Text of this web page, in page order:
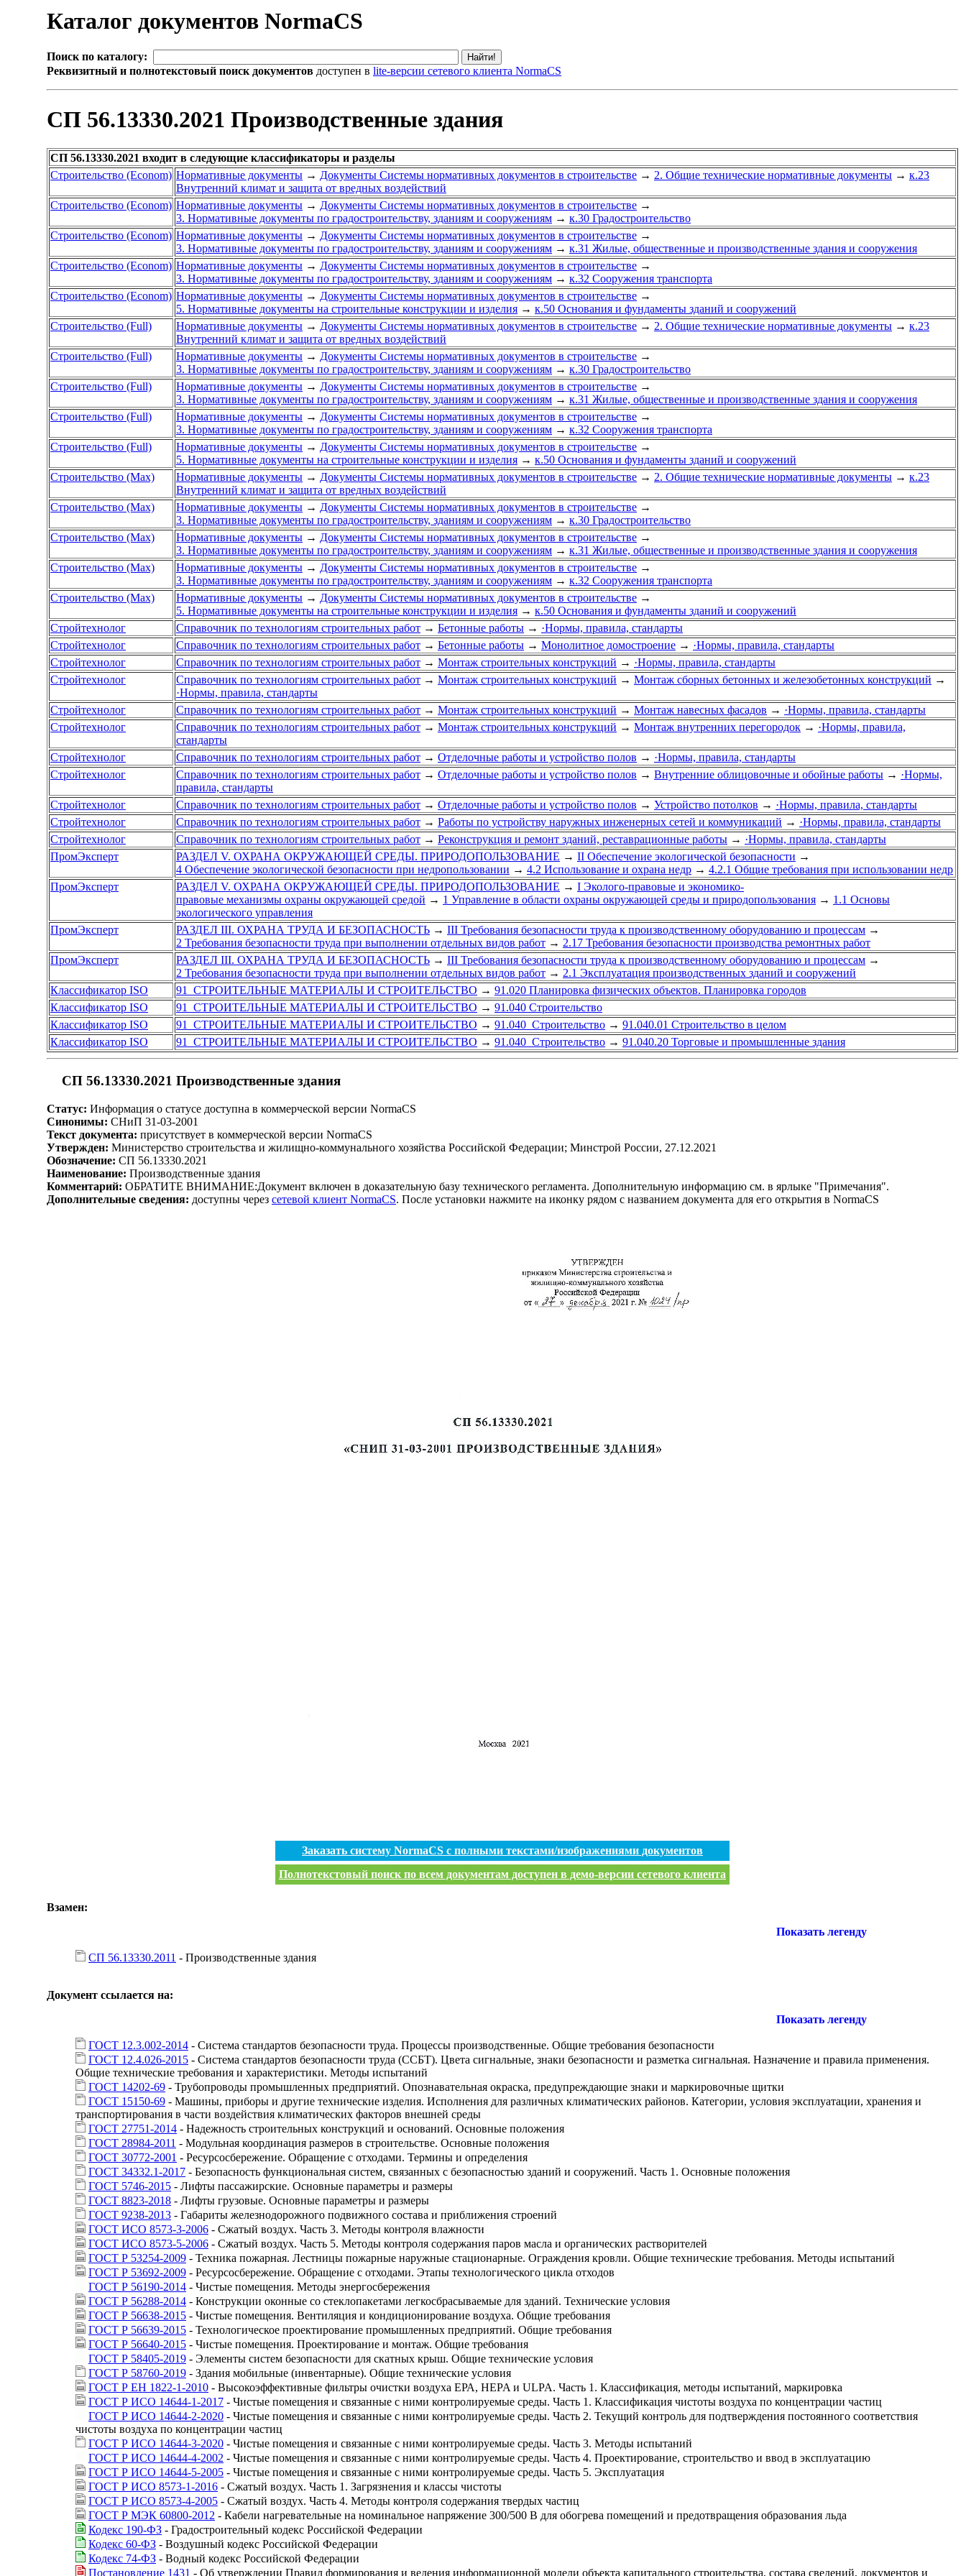
Каталог документов NormaCS
Поиск по каталогу:
Реквизитный и полнотекстовый поиск документов доступен в lite-версии сетевого клиента NormaCS
СП 56.13330.2021 Производственные здания
СП 56.13330.2021 входит в следующие классификаторы и разделы
Строительство (Econom) Нормативные документы → Документы Системы нормативных документов в строительстве → 2. Общие технические нормативные документы → к.23
Внутренний климат и защита от вредных воздействий
Строительство (Econom) Нормативные документы → Документы Системы нормативных документов в строительстве →
3. Нормативные документы по градостроительству, зданиям и сооружениям → к.30 Градостроительство
Строительство (Econom) Нормативные документы → Документы Системы нормативных документов в строительстве →
3. Нормативные документы по градостроительству, зданиям и сооружениям → к.31 Жилые, общественные и производственные здания и сооружения
Строительство (Econom) Нормативные документы → Документы Системы нормативных документов в строительстве →
3. Нормативные документы по градостроительству, зданиям и сооружениям → к.32 Сооружения транспорта
Строительство (Econom) Нормативные документы → Документы Системы нормативных документов в строительстве →
5. Нормативные документы на строительные конструкции и изделия → к.50 Основания и фундаменты зданий и сооружений
Строительство (Full)
Нормативные документы → Документы Системы нормативных документов в строительстве → 2. Общие технические нормативные документы → к.23
Внутренний климат и защита от вредных воздействий
Строительство (Full)
Нормативные документы → Документы Системы нормативных документов в строительстве →
3. Нормативные документы по градостроительству, зданиям и сооружениям → к.30 Градостроительство
Строительство (Full)
Нормативные документы → Документы Системы нормативных документов в строительстве →
3. Нормативные документы по градостроительству, зданиям и сооружениям → к.31 Жилые, общественные и производственные здания и сооружения
Строительство (Full)
Нормативные документы → Документы Системы нормативных документов в строительстве →
3. Нормативные документы по градостроительству, зданиям и сооружениям → к.32 Сооружения транспорта
Строительство (Full)
Нормативные документы → Документы Системы нормативных документов в строительстве →
5. Нормативные документы на строительные конструкции и изделия → к.50 Основания и фундаменты зданий и сооружений
Строительство (Max)
Нормативные документы → Документы Системы нормативных документов в строительстве → 2. Общие технические нормативные документы → к.23
Внутренний климат и защита от вредных воздействий
Строительство (Max)
Нормативные документы → Документы Системы нормативных документов в строительстве →
3. Нормативные документы по градостроительству, зданиям и сооружениям → к.30 Градостроительство
Строительство (Max)
Нормативные документы → Документы Системы нормативных документов в строительстве →
3. Нормативные документы по градостроительству, зданиям и сооружениям → к.31 Жилые, общественные и производственные здания и сооружения
Строительство (Max)
Нормативные документы → Документы Системы нормативных документов в строительстве →
3. Нормативные документы по градостроительству, зданиям и сооружениям → к.32 Сооружения транспорта
Строительство (Max)
Нормативные документы → Документы Системы нормативных документов в строительстве →
5. Нормативные документы на строительные конструкции и изделия → к.50 Основания и фундаменты зданий и сооружений
Стройтехнолог
Справочник по технологиям строительных работ → Бетонные работы → ·Нормы, правила, стандарты
Стройтехнолог
Справочник по технологиям строительных работ → Бетонные работы → Монолитное домостроение → ·Нормы, правила, стандарты
Стройтехнолог
Справочник по технологиям строительных работ → Монтаж строительных конструкций → ·Нормы, правила, стандарты
Стройтехнолог
Справочник по технологиям строительных работ → Монтаж строительных конструкций → Монтаж сборных бетонных и железобетонных конструкций →
·Нормы, правила, стандарты
Стройтехнолог
Справочник по технологиям строительных работ → Монтаж строительных конструкций → Монтаж навесных фасадов → ·Нормы, правила, стандарты
Стройтехнолог
Справочник по технологиям строительных работ → Монтаж строительных конструкций → Монтаж внутренних перегородок → ·Нормы, правила,
стандарты
Стройтехнолог
Справочник по технологиям строительных работ → Отделочные работы и устройство полов → ·Нормы, правила, стандарты
Стройтехнолог
Справочник по технологиям строительных работ → Отделочные работы и устройство полов → Внутренние облицовочные и обойные работы → ·Нормы,
правила, стандарты
Стройтехнолог
Справочник по технологиям строительных работ → Отделочные работы и устройство полов → Устройство потолков → ·Нормы, правила, стандарты
Стройтехнолог
Справочник по технологиям строительных работ → Работы по устройству наружных инженерных сетей и коммуникаций → ·Нормы, правила, стандарты
Стройтехнолог
Справочник по технологиям строительных работ → Реконструкция и ремонт зданий, реставрационные работы → ·Нормы, правила, стандарты
ПромЭксперт
РАЗДЕЛ V. ОХРАНА ОКРУЖАЮЩЕЙ СРЕДЫ. ПРИРОДОПОЛЬЗОВАНИЕ → II Обеспечение экологической безопасности →
4 Обеспечение экологической безопасности при недропользовании → 4.2 Использование и охрана недр → 4.2.1 Общие требования при использовании недр
ПромЭксперт
РАЗДЕЛ V. ОХРАНА ОКРУЖАЮЩЕЙ СРЕДЫ. ПРИРОДОПОЛЬЗОВАНИЕ → I Эколого-правовые и экономико-
правовые механизмы охраны окружающей средой → 1 Управление в области охраны окружающей среды и природопользования → 1.1 Основы
экологического управления
ПромЭксперт
РАЗДЕЛ III. ОХРАНА ТРУДА И БЕЗОПАСНОСТЬ → III Требования безопасности труда к производственному оборудованию и процессам →
2 Требования безопасности труда при выполнении отдельных видов работ → 2.17 Требования безопасности производства ремонтных работ
ПромЭксперт
РАЗДЕЛ III. ОХРАНА ТРУДА И БЕЗОПАСНОСТЬ → III Требования безопасности труда к производственному оборудованию и процессам →
2 Требования безопасности труда при выполнении отдельных видов работ → 2.1 Эксплуатация производственных зданий и сооружений
Классификатор ISO
91 СТРОИТЕЛЬНЫЕ МАТЕРИАЛЫ И СТРОИТЕЛЬСТВО → 91.020 Планировка физических объектов. Планировка городов
Классификатор ISO
91 СТРОИТЕЛЬНЫЕ МАТЕРИАЛЫ И СТРОИТЕЛЬСТВО → 91.040 Строительство
Классификатор ISO
91 СТРОИТЕЛЬНЫЕ МАТЕРИАЛЫ И СТРОИТЕЛЬСТВО → 91.040 Строительство → 91.040.01 Строительство в целом
Классификатор ISO
91 СТРОИТЕЛЬНЫЕ МАТЕРИАЛЫ И СТРОИТЕЛЬСТВО → 91.040 Строительство → 91.040.20 Торговые и промышленные здания
СП 56.13330.2021 Производственные здания
Статус: Информация о статусе доступна в коммерческой версии NormaCS
Синонимы: СНиП 31-03-2001
Текст документа: присутствует в коммерческой версии NormaCS
Утвержден: Министерство строительства и жилищно-коммунального хозяйства Российской Федерации; Минстрой России, 27.12.2021
Обозначение: СП 56.13330.2021
Наименование: Производственные здания
Комментарий: ОБРАТИТЕ ВНИМАНИЕ:Документ включен в доказательную базу технического регламента. Дополнительную информацию см. в ярлыке "Примечания".
Дополнительные сведения: доступны через сетевой клиент NormaCS. После установки нажмите на иконку рядом с названием документа для его открытия в NormaCS
Заказать систему NormaCS с полными текстами/изображениями документов
Полнотекстовый поиск по всем документам доступен в демо-версии сетевого клиента
Взамен:
Показать легенду
СП 56.13330.2011 - Производственные здания
Документ ссылается на:
Показать легенду
ГОСТ 12.3.002-2014 - Система стандартов безопасности труда. Процессы производственные. Общие требования безопасности
ГОСТ 12.4.026-2015 - Система стандартов безопасности труда (ССБТ). Цвета сигнальные, знаки безопасности и разметка сигнальная. Назначение и правила применения.
Общие технические требования и характеристики. Методы испытаний
ГОСТ 14202-69 - Трубопроводы промышленных предприятий. Опознавательная окраска, предупреждающие знаки и маркировочные щитки
ГОСТ 15150-69 - Машины, приборы и другие технические изделия. Исполнения для различных климатических районов. Категории, условия эксплуатации, хранения и
транспортирования в части воздействия климатических факторов внешней среды
ГОСТ 27751-2014 - Надежность строительных конструкций и оснований. Основные положения
ГОСТ 28984-2011 - Модульная координация размеров в строительстве. Основные положения
ГОСТ 30772-2001 - Ресурсосбережение. Обращение с отходами. Термины и определения
ГОСТ 34332.1-2017 - Безопасность функциональная систем, связанных с безопасностью зданий и сооружений. Часть 1. Основные положения
ГОСТ 5746-2015 - Лифты пассажирские. Основные параметры и размеры
ГОСТ 8823-2018 - Лифты грузовые. Основные параметры и размеры
ГОСТ 9238-2013 - Габариты железнодорожного подвижного состава и приближения строений
ГОСТ ИСО 8573-3-2006 - Сжатый воздух. Часть 3. Методы контроля влажности
ГОСТ ИСО 8573-5-2006 - Сжатый воздух. Часть 5. Методы контроля содержания паров масла и органических растворителей
ГОСТ Р 53254-2009 - Техника пожарная. Лестницы пожарные наружные стационарные. Ограждения кровли. Общие технические требования. Методы испытаний
ГОСТ Р 53692-2009 - Ресурсосбережение. Обращение с отходами. Этапы технологического цикла отходов
ГОСТ Р 56190-2014 - Чистые помещения. Методы энергосбережения
ГОСТ Р 56288-2014 - Конструкции оконные со стеклопакетами легкосбрасываемые для зданий. Технические условия
ГОСТ Р 56638-2015 - Чистые помещения. Вентиляция и кондиционирование воздуха. Общие требования
ГОСТ Р 56639-2015 - Технологическое проектирование промышленных предприятий. Общие требования
ГОСТ Р 56640-2015 - Чистые помещения. Проектирование и монтаж. Общие требования
ГОСТ Р 58405-2019 - Элементы систем безопасности для скатных крыш. Общие технические условия
ГОСТ Р 58760-2019 - Здания мобильные (инвентарные). Общие технические условия
ГОСТ Р ЕН 1822-1-2010 - Высокоэффективные фильтры очистки воздуха ЕРА, HEPA и ULPA. Часть 1. Классификация, методы испытаний, маркировка
ГОСТ Р ИСО 14644-1-2017 - Чистые помещения и связанные с ними контролируемые среды. Часть 1. Классификация чистоты воздуха по концентрации частиц
ГОСТ Р ИСО 14644-2-2020 - Чистые помещения и связанные с ними контролируемые среды. Часть 2. Текущий контроль для подтверждения постоянного соответствия
чистоты воздуха по концентрации частиц
ГОСТ Р ИСО 14644-3-2020 - Чистые помещения и связанные с ними контролируемые среды. Часть 3. Методы испытаний
ГОСТ Р ИСО 14644-4-2002 - Чистые помещения и связанные с ними контролируемые среды. Часть 4. Проектирование, строительство и ввод в эксплуатацию
ГОСТ Р ИСО 14644-5-2005 - Чистые помещения и связанные с ними контролируемые среды. Часть 5. Эксплуатация
ГОСТ Р ИСО 8573-1-2016 - Сжатый воздух. Часть 1. Загрязнения и классы чистоты
ГОСТ Р ИСО 8573-4-2005 - Сжатый воздух. Часть 4. Методы контроля содержания твердых частиц
ГОСТ Р МЭК 60800-2012 - Кабели нагревательные на номинальное напряжение 300/500 В для обогрева помещений и предотвращения образования льда
Кодекс 190-ФЗ - Градостроительный кодекс Российской Федерации
Кодекс 60-ФЗ - Воздушный кодекс Российской Федерации
Кодекс 74-ФЗ - Водный кодекс Российской Федерации
Постановление 1431 - Об утверждении Правил формирования и ведения информационной модели объекта капитального строительства, состава сведений, документов и